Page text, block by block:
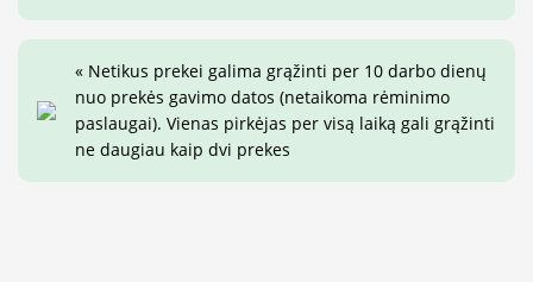
« Netikus prekei galima grąžinti per 10 darbo dienų
nuo prekės gavimo datos (netaikoma rėminimo
paslaugai). Vienas pirkėjas per visą laiką gali grąžinti
ne daugiau kaip dvi prekes